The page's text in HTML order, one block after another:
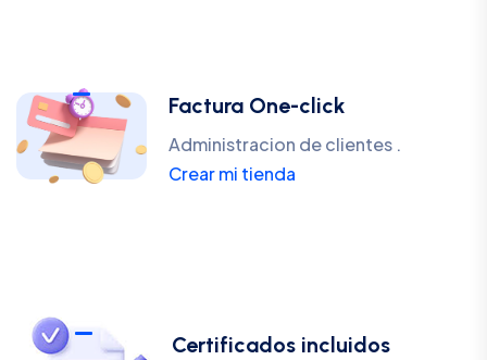
Factura One-click
Administracion de clientes .
Crear mi tienda
Certificados incluidos